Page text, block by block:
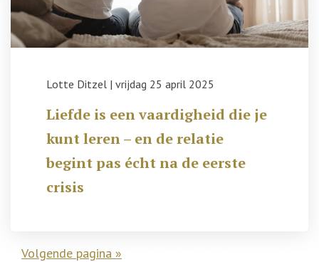
Lotte Ditzel | vrijdag 25 april 2025
Liefde is een vaardigheid die je
kunt leren – en de relatie
begint pas écht na de eerste
crisis
Volgende pagina »